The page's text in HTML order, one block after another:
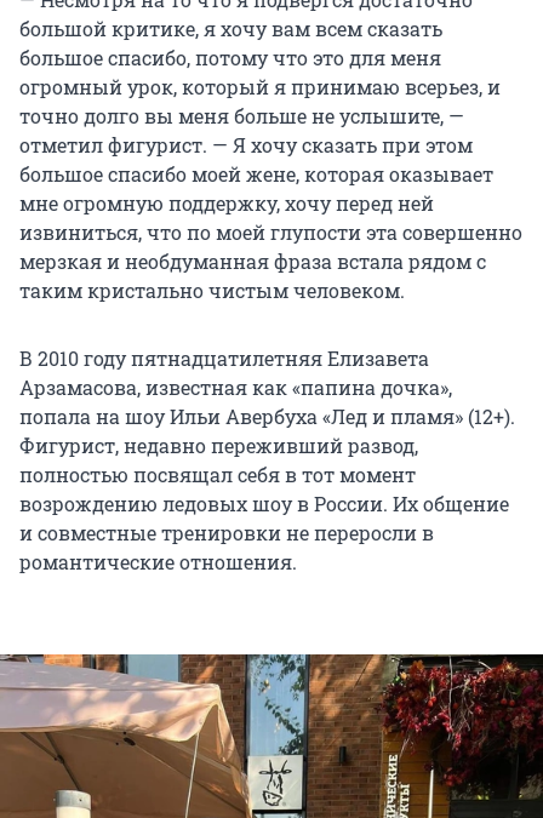
большой критике, я хочу вам всем сказать
большое спасибо, потому что это для меня
огромный урок, который я принимаю всерьез, и
точно долго вы меня больше не услышите, —
отметил фигурист. — Я хочу сказать при этом
большое спасибо моей жене, которая оказывает
мне огромную поддержку, хочу перед ней
извиниться, что по моей глупости эта совершенно
мерзкая и необдуманная фраза встала рядом с
таким кристально чистым человеком.
В 2010 году пятнадцатилетняя Елизавета
Арзамасова, известная как «папина дочка»,
попала на шоу Ильи Авербуха «Лед и пламя» (12+).
Фигурист, недавно переживший развод,
полностью посвящал себя в тот момент
возрождению ледовых шоу в России. Их общение
и совместные тренировки не переросли в
романтические отношения.